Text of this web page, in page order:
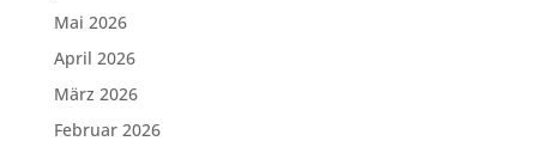
Mai 2026
April 2026
März 2026
Februar 2026